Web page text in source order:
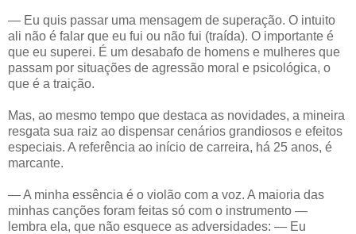
— Eu quis passar uma mensagem de superação. O intuito
ali não é falar que eu fui ou não fui (traída). O importante é
que eu superei. É um desabafo de homens e mulheres que
passam por situações de agressão moral e psicológica, o
que é a traição.
Mas, ao mesmo tempo que destaca as novidades, a mineira
resgata sua raiz ao dispensar cenários grandiosos e efeitos
especiais. A referência ao início de carreira, há 25 anos, é
marcante.
— A minha essência é o violão com a voz. A maioria das
minhas canções foram feitas só com o instrumento —
lembra ela, que não esquece as adversidades: — Eu